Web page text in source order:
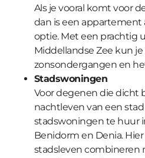
Als je vooral komt voor
dan is een appartement
optie. Met een prachtig
Middellandse Zee kun
zonsondergangen en
Stadswoningen
Voor degenen die dicht
nachtleven van een
stadswoningen te huur
Benidorm en Denia.
stadsleven combineren